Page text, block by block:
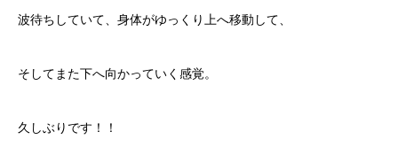
波待ちしていて、身体がゆっくり上へ移動して、
そしてまた下へ向かっていく感覚。
久しぶりです！！